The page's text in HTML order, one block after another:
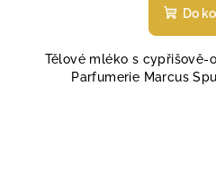
z
5
Do
Tělové mléko s cypřišově-
Parfumerie Marcus